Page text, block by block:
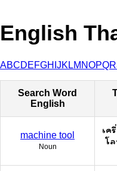
English
ABCDEFGH JK LM NOPQR
Search Word
English
machine tool
Noun
เค
โ